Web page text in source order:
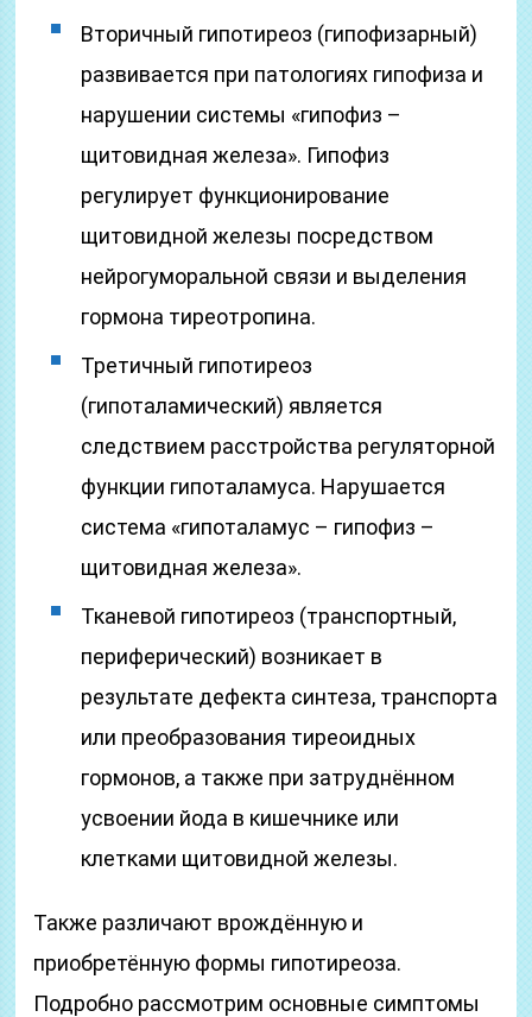
Вторичный гипотиреоз (гипофизарный)
развивается при патологиях гипофиза и
нарушении системы «гипофиз –
щитовидная железа». Гипофиз
регулирует функционирование
щитовидной железы посредством
нейрогуморальной связи и выделения
гормона тиреотропина.
Третичный гипотиреоз
(гипоталамический) является
следствием расстройства регуляторной
функции гипоталамуса. Нарушается
система «гипоталамус – гипофиз –
щитовидная железа».
Тканевой гипотиреоз (транспортный,
периферический) возникает в
результате дефекта синтеза, транспорта
или преобразования тиреоидных
гормонов, а также при затруднённом
усвоении йода в кишечнике или
клетками щитовидной железы.
Также различают врождённую и
приобретённую формы гипотиреоза.
Подробно рассмотрим основные симптомы